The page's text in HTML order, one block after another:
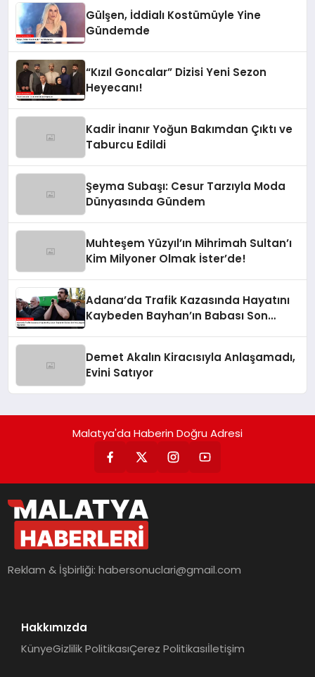
Gülşen, İddialı Kostümüyle Yine
Gündemde
“Kızıl Goncalar” Dizisi Yeni Sezon
Heyecanı!
Kadir İnanır Yoğun Bakımdan Çıktı ve
Taburcu Edildi
Şeyma Subaşı: Cesur Tarzıyla Moda
Dünyasında Gündem
Muhteşem Yüzyıl’ın Mihrimah Sultan’ı
Kim Milyoner Olmak İster’de!
Adana’da Trafik Kazasında Hayatını
Kaybeden Bayhan’ın Babası Son
Demet Akalın Kiracısıyla Anlaşamadı,
Evini Satıyor
Malatya'da Haberin Doğru Adresi
Reklam & İşbirliği:habersonuclari@gmail.com
Hakkımızda
KünyeGizlilik PolitikasıÇerez Politikasıİletişim